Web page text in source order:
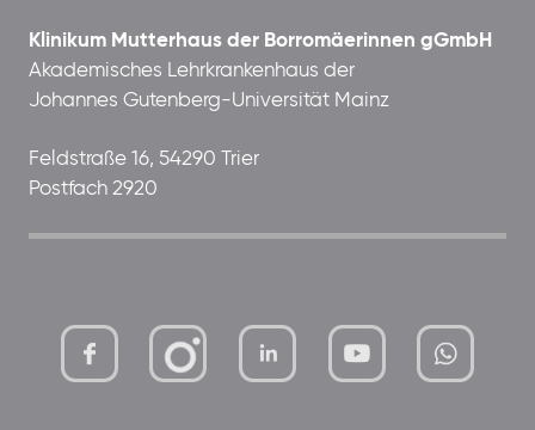
Klinikum Mutterhaus der Borromäerinnen gGmbH
Akademisches Lehrkrankenhaus der
Johannes Gutenberg-Universität Mainz
Feldstraße 16, 54290 Trier
Postfach 2920
mutterhaus-xMBTtqOwC1KKBww